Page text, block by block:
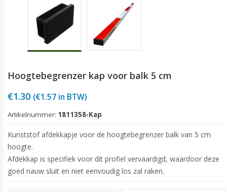
Hoogtebegrenzer kap voor balk 5 cm
€1.30 (€1.57 in BTW)
Artikelnummer: 1811358-Kap
Kunststof afdekkapje voor de hoogtebegrenzer balk van 5 cm
hoogte.
Afdekkap is specifiek voor dit profiel vervaardigd, waardoor deze
goed nauw sluit en niet eenvoudig los zal raken.